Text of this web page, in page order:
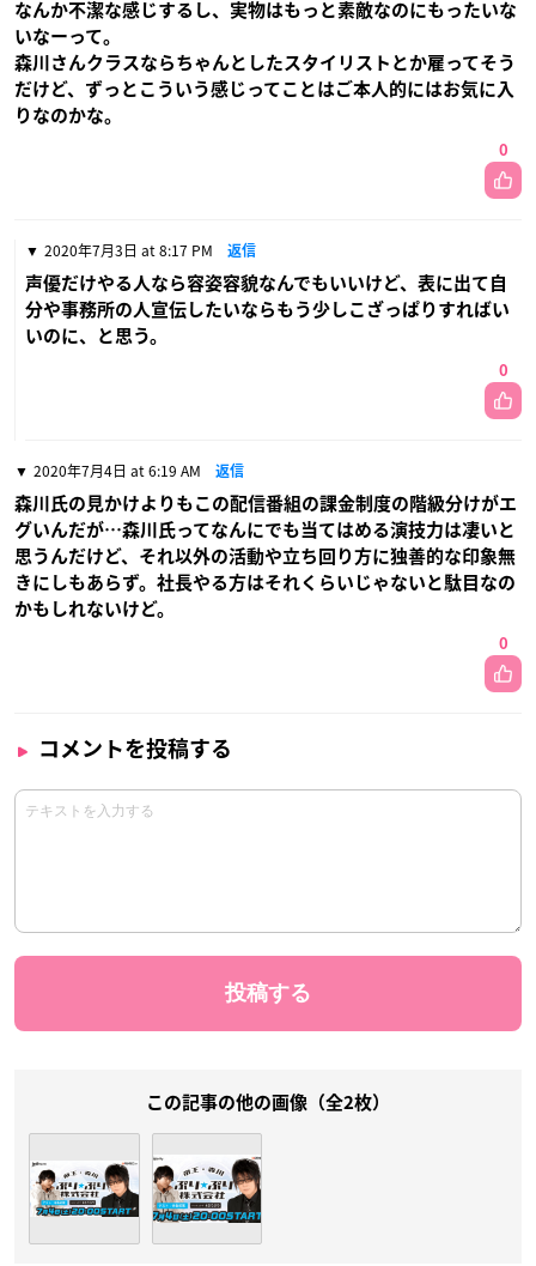
なんか不潔な感じするし、実物はもっと素敵なのにもったいな
いなーって。
森川さんクラスならちゃんとしたスタイリストとか雇ってそう
だけど、ずっとこういう感じってことはご本人的にはお気に入
りなのかな。
0
2020年7月3日 at 8:17 PM 返信
声優だけやる人なら容姿容貌なんでもいいけど、表に出て自
分や事務所の人宣伝したいならもう少しこざっぱりすればい
いのに、と思う。
0
2020年7月4日 at 6:19 AM 返信
森川氏の見かけよりもこの配信番組の課金制度の階級分けがエ
グいんだが…森川氏ってなんにでも当てはめる演技力は凄いと
思うんだけど、それ以外の活動や立ち回り方に独善的な印象無
きにしもあらず。社長やる方はそれくらいじゃないと駄目なの
かもしれないけど。
0
コメントを投稿する
この記事の他の画像（全2枚）